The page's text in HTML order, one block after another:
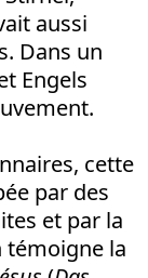
aussi
Dans un
Engels
cette
par des
et par la
témoigne la